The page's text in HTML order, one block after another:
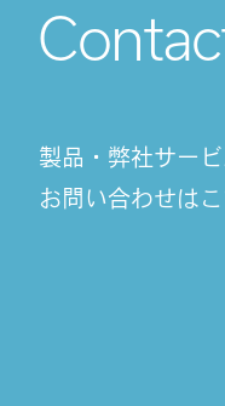
製品・弊社サー
お問い合わせは